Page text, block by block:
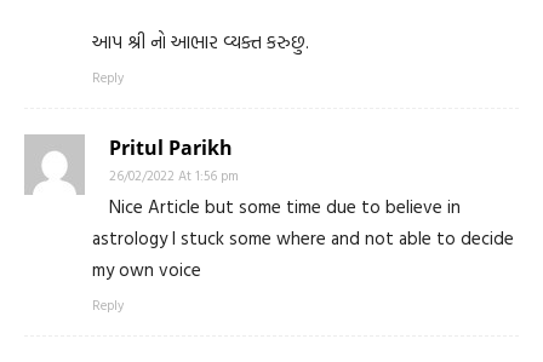
આપ શ્રી નો આભાર વ્યક્ત કરુછુ.
Reply
Pritul Parikh
26/02/2022 At 1:56 pm
Nice Article but some time due to believe in
astrology I stuck some where and not able to decide
my own voice
Reply